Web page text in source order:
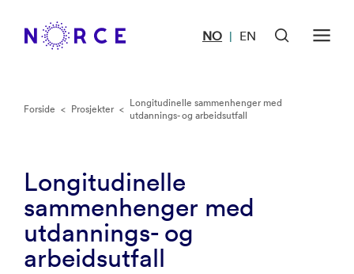
NO | EN
Forside < Prosjekter < Longitudinelle sammenhenger med
utdannings- og arbeidsutfall
Longitudinelle
sammenhenger med
utdannings- og
arbeidsutfall